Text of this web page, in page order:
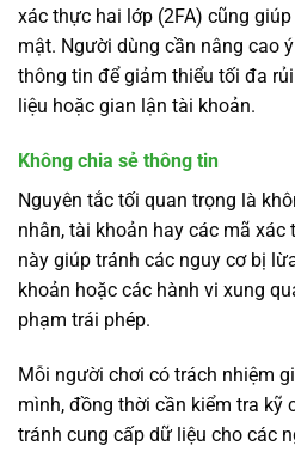
xác thực hai lớp (2FA) cũng
mật. Người dùng cần nâng cao
thông tin để giảm thiểu tối đa
liệu hoặc gian lận tài khoản.
Không chia sẻ thông tin
Nguyên tắc tối quan trọng là
nhân, tài khoản hay các mã
này giúp tránh các nguy cơ bị
khoản hoặc các hành vi xung
phạm trái phép.
Mỗi người chơi có trách nhiệm
mình, đồng thời cần kiểm tra kỹ
tránh cung cấp dữ liệu cho các